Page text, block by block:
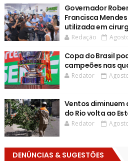
Governador
Francisca
utilizada em
Redação
Copa do Brasil
campeões nas
Redator
Ventos diminuem
do Rio volta ao
Redator
DENÚNCIAS & SUGESTÕES